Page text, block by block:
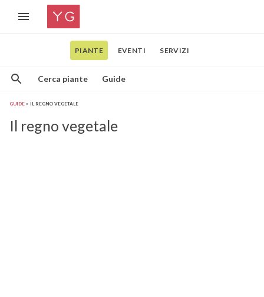
PIANTE EVENTI SERVIZI
Cerca piante Guide
GUIDE IL REGNO VEGETALE
Il regno vegetale